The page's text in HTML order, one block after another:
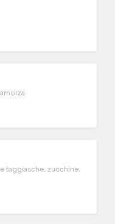
taggiasche, zucchine,